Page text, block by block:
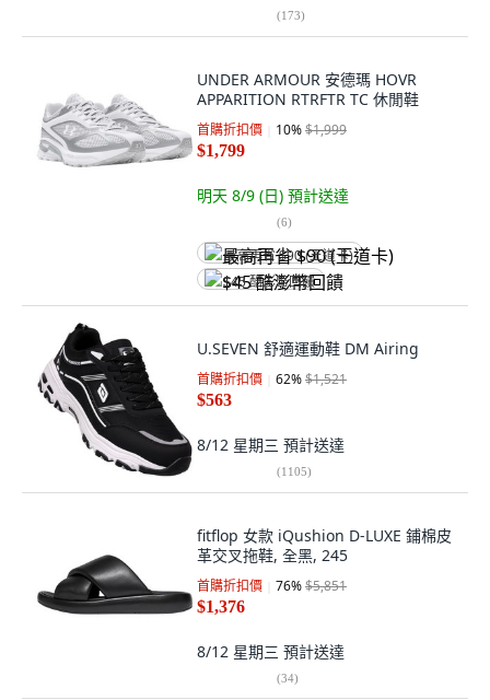
(173)
UNDER ARMOUR 安德瑪 HOVR
APPARITION RTRFTR TC 休閒鞋
首購折扣價 10%$1,999
$1,799
明天 8/9 (日) 預計送達
(6)
最高再省 $90 (王道卡)
$45 酷澎幣回饋
U.SEVEN 舒適運動鞋 DM Airing
首購折扣價 62%$1,521
$563
8/12 星期三 預計送達
(1105)
fitflop 女款 iQushion D-LUXE 鋪棉皮
革交叉拖鞋, 全黑, 245
首購折扣價 76%$5,851
$1,376
8/12 星期三 預計送達
(34)